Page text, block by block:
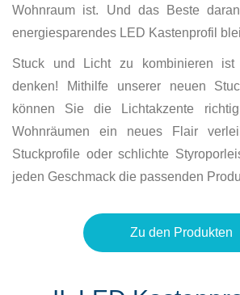
Wohnraum ist. Und das Beste
energiesparendes LED Kastenprofil
Stuck und Licht zu kombinieren
denken! Mithilfe unserer neuen
können Sie die Lichtakzente
Wohnräumen ein neues Flair
Stuckprofile oder schlichte
jeden Geschmack die passenden
Zu den Produkten